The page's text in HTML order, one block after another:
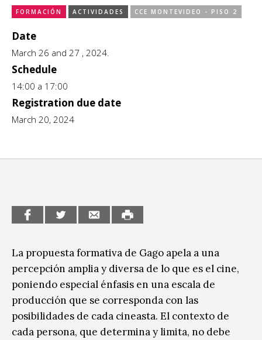
CCE en el interior/libros
Espacio itinerante de lectura infantil
Exposiciones
Formación
Género y Diversidad
Infantil y Juvenil
Sin categoría
FORMACIÓN ACTIVIDADES CCE MONTEVIDEO - PISO 2
Date
March 26 and 27 , 2024.
Schedule
14:00 a 17:00
Registration due date
March 20, 2024
La propuesta formativa de Gago apela a una
percepción amplia y diversa de lo que es el cine,
poniendo especial énfasis en una escala de
producción que se corresponda con las
posibilidades de cada cineasta. El contexto de
cada persona, que determina y limita, no debe